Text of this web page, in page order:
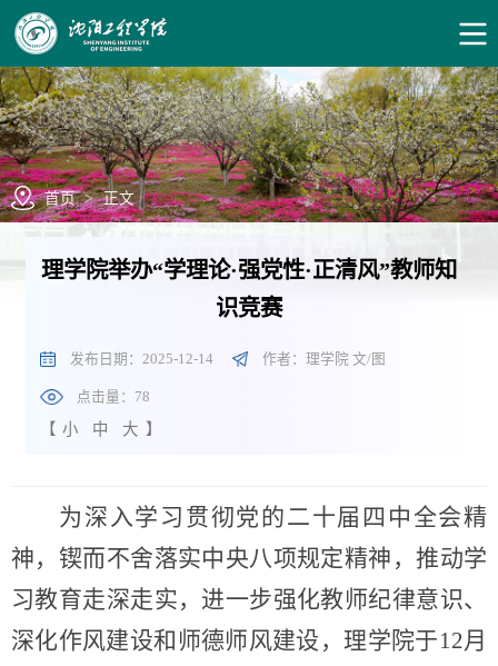
首页 > 正文
理学院举办“学理论·强党性·正清风”教师知
识竞赛
发布日期：2025-12-14 作者：理学院 文/图
点击量： 78
【 小 中 大 】
为深入学习贯彻党的二十届四中全会精
神，锲而不舍落实中央八项规定精神，推动学
习教育走深走实，进一步强化教师纪律意识、
深化作风建设和师德师风建设，理学院于12月